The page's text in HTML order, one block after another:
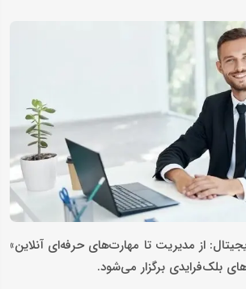
از مدیریت تا مهارت‌های حرفه‌ای آنلاین»
بلک‌فرایدی برگزار می‌شود.